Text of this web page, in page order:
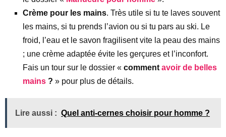
Crème pour les mains. Très utile si tu te laves souvent
les mains, si tu prends l’avion ou si tu pars au ski. Le
froid, l’eau et le savon fragilisent vite la peau des mains
; une crème adaptée évite les gerçures et l’inconfort.
Fais un tour sur le dossier « comment avoir de belles
mains ? » pour plus de détails.
Lire aussi : Quel anti-cernes choisir pour homme ?